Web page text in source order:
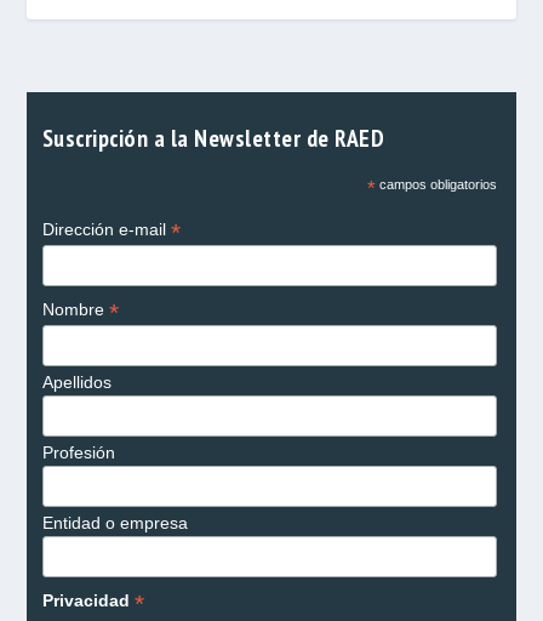
Suscripción a la Newsletter de RAED
*campos obligatorios
Dirección e-mail *
Nombre *
Apellidos
Profesión
Entidad o empresa
Privacidad *